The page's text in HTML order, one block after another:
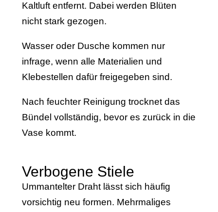
Kaltluft entfernt. Dabei werden Blüten
nicht stark gezogen.
Wasser oder Dusche kommen nur
infrage, wenn alle Materialien und
Klebestellen dafür freigegeben sind.
Nach feuchter Reinigung trocknet das
Bündel vollständig, bevor es zurück in die
Vase kommt.
Verbogene Stiele
Ummantelter Draht lässt sich häufig
vorsichtig neu formen. Mehrmaliges